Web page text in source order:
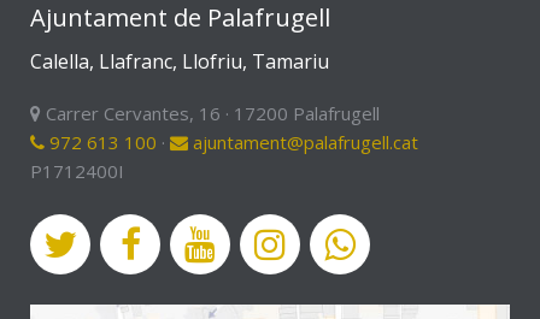
Ajuntament de Palafrugell
Calella, Llafranc, Llofriu, Tamariu
Carrer Cervantes, 16 · 17200 Palafrugell
972 613 100 ·
ajuntament@palafrugell.cat
P1712400I